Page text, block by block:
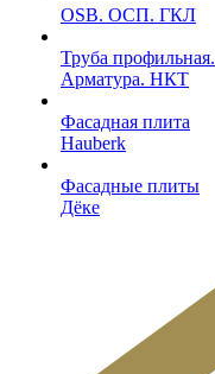
OSB. ОСП. ГКЛ
Труба профильная.
Арматура. НКТ
Фасадная плита
Hauberk
Фасадные плиты
Дёке